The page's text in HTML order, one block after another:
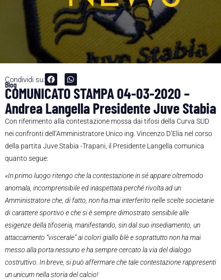
Condividi su:
Blog
COMUNICATO STAMPA 04-03-2020 –
Andrea Langella Presidente Juve Stabia
Con riferimento alla contestazione mossa dai tifosi della Curva SUD
nei confronti dell’Amministratore Unico ing. Vincenzo D’Elia nel corso
della partita Juve Stabia -Trapani, il Presidente Langella comunica
quanto segue:
«In primo luogo ritengo che la contestazione in sé appare oltremodo
anomala, incomprensibile ed inaspettata perché rivolta ad un
Amministratore che, di fatto, non ha mai interferito nelle scelte societarie
di carattere sportivo e che si è sempre dimostrato sensibile alle
esigenze della tifoseria, manifestando, sin dal suo insediamento, un
attaccamento “viscerale” ai colori giallo blè e soprattutto non ha mai
messo alla porta nessuno e ha sempre cercato la via del dialogo
costruttivo. In breve, si può affermare che tale contestazione rappresenti
un unicum nella storia del calcio!